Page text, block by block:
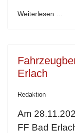
Weiterlesen …
Erlach
Redaktion
Am
FF Bad